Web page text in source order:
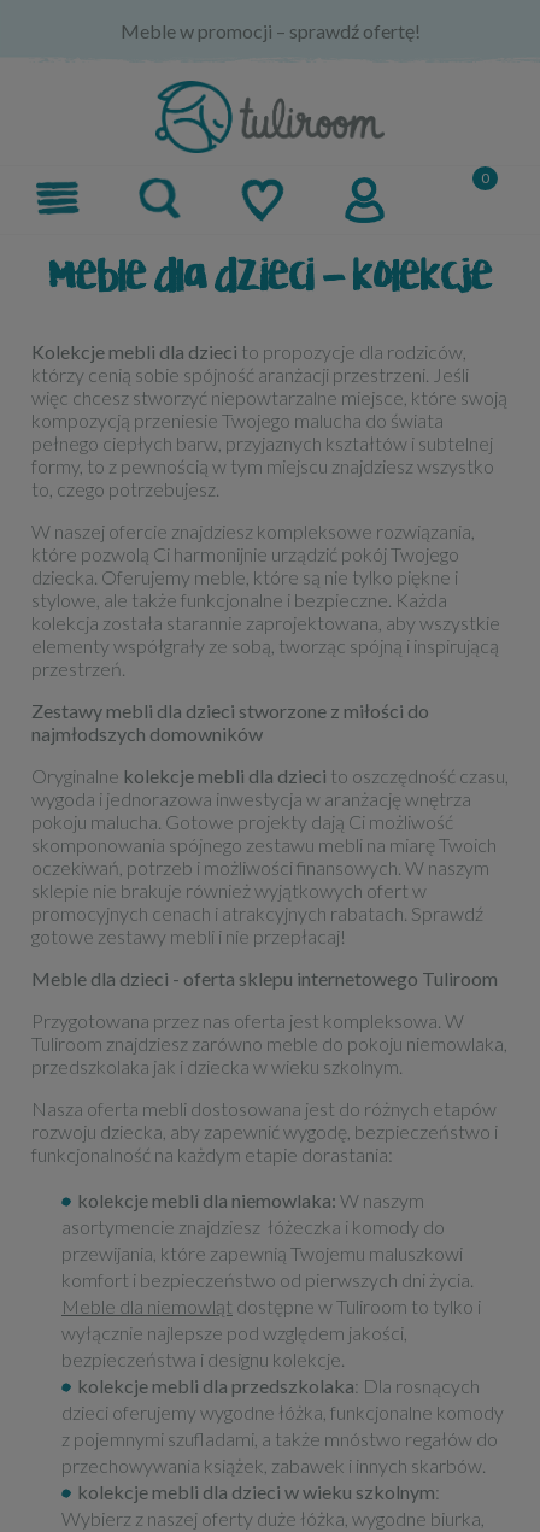
Meble w promocji – sprawdź ofertę!
meble dla dzieci - kolekcje
Kolekcje mebli dla dzieci to propozycje dla rodziców,
którzy cenią sobie spójność aranżacji przestrzeni. Jeśli
więc chcesz stworzyć niepowtarzalne miejsce, które swoją
kompozycją przeniesie Twojego malucha do świata
pełnego ciepłych barw, przyjaznych kształtów i subtelnej
formy, to z pewnością w tym miejscu znajdziesz wszystko
to, czego potrzebujesz.
W naszej ofercie znajdziesz kompleksowe rozwiązania,
które pozwolą Ci harmonijnie urządzić pokój Twojego
dziecka. Oferujemy meble, które są nie tylko piękne i
stylowe, ale także funkcjonalne i bezpieczne. Każda
kolekcja została starannie zaprojektowana, aby wszystkie
elementy współgrały ze sobą, tworząc spójną i inspirującą
przestrzeń.
Zestawy mebli dla dzieci stworzone z miłości do
najmłodszych domowników
Oryginalne kolekcje mebli dla dzieci to oszczędność czasu,
wygoda i jednorazowa inwestycja w aranżację wnętrza
pokoju malucha. Gotowe projekty dają Ci możliwość
skomponowania spójnego zestawu mebli na miarę Twoich
oczekiwań, potrzeb i możliwości finansowych. W naszym
sklepie nie brakuje również wyjątkowych ofert w
promocyjnych cenach i atrakcyjnych rabatach. Sprawdź
gotowe zestawy mebli i nie przepłacaj!
Meble dla dzieci - oferta sklepu internetowego Tuliroom
Przygotowana przez nas oferta jest kompleksowa. W
Tuliroom znajdziesz zarówno meble do pokoju niemowlaka,
przedszkolaka jak i dziecka w wieku szkolnym.
Nasza oferta mebli dostosowana jest do różnych etapów
rozwoju dziecka, aby zapewnić wygodę, bezpieczeństwo i
funkcjonalność na każdym etapie dorastania:
kolekcje mebli dla niemowlaka: W naszym
asortymencie znajdziesz łóżeczka i komody do
przewijania, które zapewnią Twojemu maluszkowi
komfort i bezpieczeństwo od pierwszych dni życia.
Meble dla niemowląt dostępne w Tuliroom to tylko i
wyłącznie najlepsze pod względem jakości,
bezpieczeństwa i designu kolekcje.
kolekcje mebli dla przedszkolaka: Dla rosnących
dzieci oferujemy wygodne łóżka, funkcjonalne komody
z pojemnymi szufladami, a także mnóstwo regałów do
przechowywania książek, zabawek i innych skarbów.
kolekcje mebli dla dzieci w wieku szkolnym:
Wybierz z naszej oferty duże łóżka, wygodne biurka,